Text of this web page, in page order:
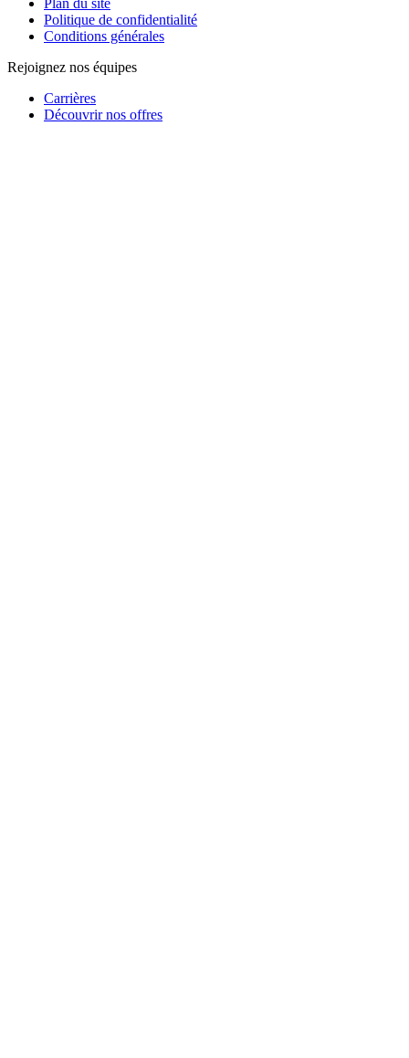
Plan du site
Politique de confidentialité
Conditions générales
Rejoignez nos équipes
Carrières
Découvrir nos offres